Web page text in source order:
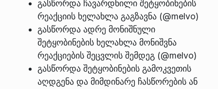
გასწორდა ჩავარდნილი შეტყობინების
რეაქციის ხელახლა გაგზავნა (@melvo)
გასწორდა ადრე მონიშნული
შეტყობინების ხელახლა მონიშვნა
რეაქციების შეცვლის შემდეგ (@melvo)
გასწორდა შეტყობინების გამოკვეთის
აღდგენა და მიმდინარე ჩასწორების ან